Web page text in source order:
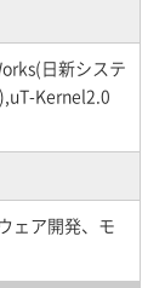
日新システ
Kernel2.0
ェア開発、モ